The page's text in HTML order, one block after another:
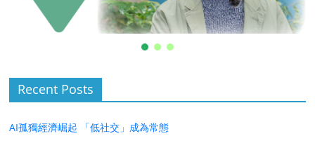
Recent Posts
AI孤獨經濟崛起 「低社交」成為常態